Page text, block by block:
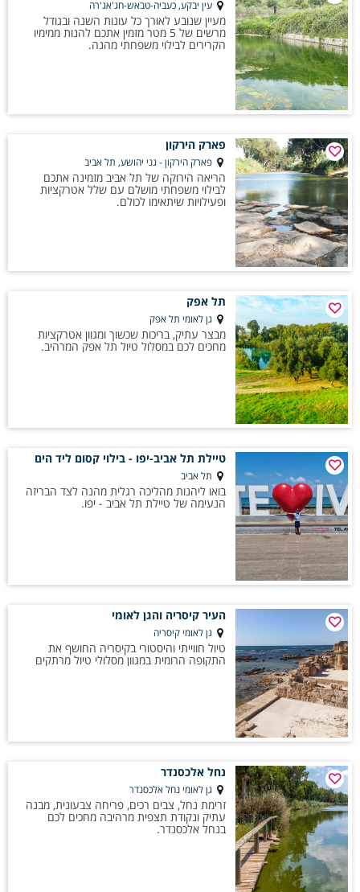
מקטעים קצרים ונוחים. ניתן לשלב טיולי יום קלילים, מסלולים מעגליים או
צעידה של מספר ימים עם לינה ביישובים סמוכים. השילוב בין טבע קרוב לבית,
עומק היסטורי ונופים משתנים יוצר חוויה מגוונת ונגישה, שממחישה את העושר
של שביל ישראל גם בלב האזור המאוכלס ביותר בארץ.
עין יבקע, כעביה-טבאש-חג'אג'רה
מעיין שנובע לאורך כל עונות השנה ובגודל
מרשים של 5 מטר מזמין אתכם להנות ממימיו
הקרירים לבילוי משפחתי מהנה.
פארק הירקון
פארק הירקון - גני יהושע, תל אביב
הריאה הירוקה של תל אביב מזמינה אתכם
לבילוי משפחתי מושלם עם שלל אטרקציות
ופעילויות שיתאימו לכולם.
תל אפק
גן לאומי תל אפק
מבצר עתיק, בריכות שכשוך ומגוון אטרקציות
מחכים לכם במסלול טיול תל אפק המרהיב.
טיילת תל אביב-יפו - בילוי קסום ליד הים
תל אביב
בואו ליהנות מהליכה רגלית מהנה לצד הבריזה
הנעימה של טיילת תל אביב - יפו.
העיר קיסריה והגן לאומי
גן לאומי קיסריה
טיול חווייתי והיסטורי בקיסריה החושף את
התקופה הרומית במגוון מסלולי טיול מרתקים
נחל אלכסנדר
גן לאומי נחל אלכסנדר
זרימת נחל, צבים רכים, פריחה צבעונית, מבנה
עתיק ונקודת תצפית מרהיבה מחכים לכם
בנחל אלכסנדר.